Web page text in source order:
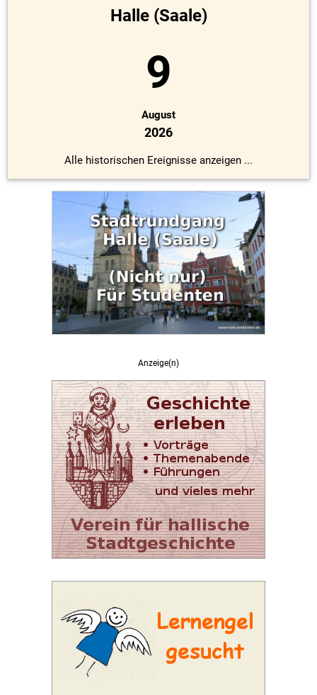
Halle (Saale)
9
August
2026
Alle historischen Ereignisse anzeigen ...
Anzeige(n)